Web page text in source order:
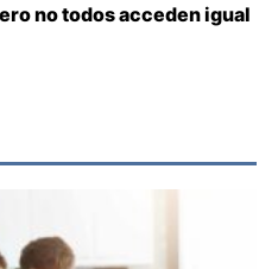
no todos acceden igual